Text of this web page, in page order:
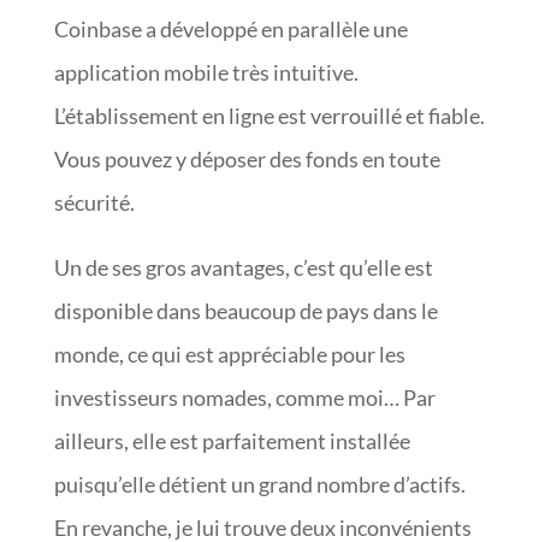
Coinbase a développé en parallèle une
application mobile très intuitive.
L’établissement en ligne est verrouillé et fiable.
Vous pouvez y déposer des fonds en toute
sécurité.
Un de ses gros avantages, c’est qu’elle est
disponible dans beaucoup de pays dans le
monde, ce qui est appréciable pour les
investisseurs nomades, comme moi… Par
ailleurs, elle est parfaitement installée
puisqu’elle détient un grand nombre d’actifs.
En revanche, je lui trouve deux inconvénients